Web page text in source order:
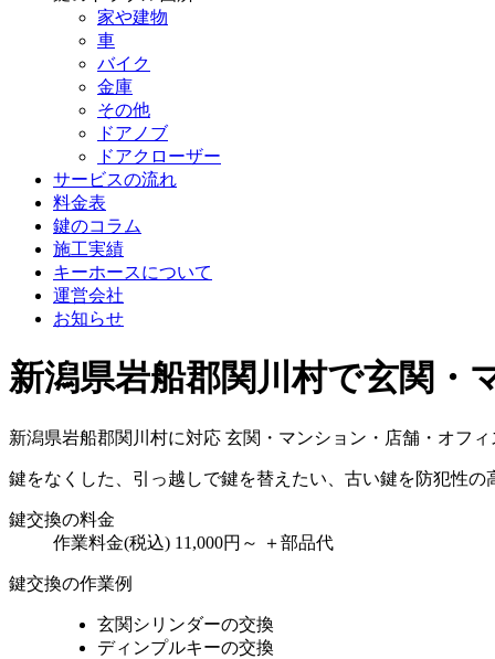
家や建物
車
バイク
金庫
その他
ドアノブ
ドアクローザー
サービスの流れ
料金表
鍵のコラム
施工実績
キーホースについて
運営会社
お知らせ
新潟県岩船郡関川村で玄関・
新潟県岩船郡関川村に対応 玄関・マンション・店舗・オフィ
鍵をなくした、引っ越しで鍵を替えたい、古い鍵を防犯性
鍵交換の料金
作業料金(税込) 11,000円～ ＋部品代
鍵交換の作業例
玄関シリンダーの交換
ディンプルキーの交換